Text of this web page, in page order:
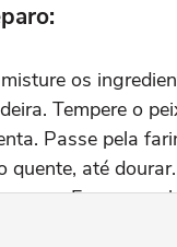
os
Tempere o
Passe pela
quente, até
Em uma
o repolho, o